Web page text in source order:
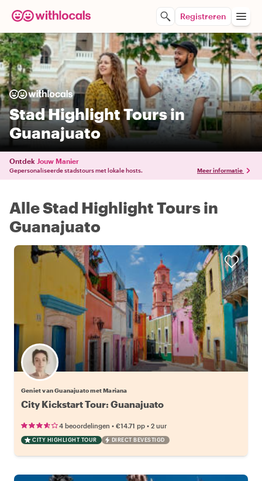
Registreren
Stad Highlight Tours in
Guanajuato
Ontdek Jouw Manier
Gepersonaliseerde stadstours met lokale hosts. Meer informatie
Alle Stad Highlight Tours in
Guanajuato
Geniet van Guanajuato met Mariana
City Kickstart Tour: Guanajuato
4 beoordelingen • €14.71 pp • 2 uur
CITY HIGHLIGHT TOUR DIRECT BEVESTIGD